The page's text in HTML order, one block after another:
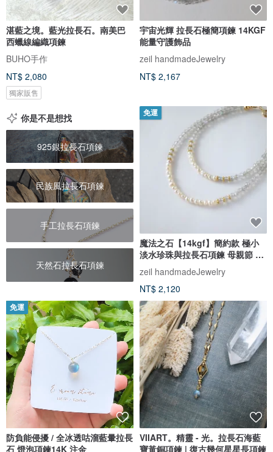
湛藍之境。藍光拉長石。南美巴
西蠟線編織項鍊
BUHO手作
NT$ 2,080
獨家販售
宇宙光輝 拉長石極簡項鍊 14KGF
能量守護飾品
zeil handmadeJewelry
NT$ 2,167
你是不是想找
925銀拉長石項鍊
民族風拉長石項鍊
手工拉長石項鍊
天然石拉長石項鍊
免運
魔法之石【14kgf】簡約款 極小
淡水珍珠與拉長石項鍊 母親節 生
日禮物 天然石項鍊 淡水珍珠項鍊
zeil handmadeJewelry
NT$ 2,120
免運
防負能侵擾 / 全冰透咕溜藍暈拉長
石 燈泡項鍊14K 注金
VIIART。精靈 - 光。拉長石海藍
寶黃銅項鍊 | 復古幾何星星長項鍊